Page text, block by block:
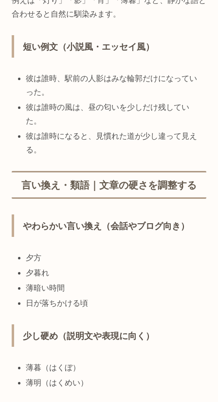
合わせると自然に馴染みます。
短い例文（小説風・エッセイ風）
彼は誰時、駅前の人影はみな輪郭だけになってい
った。
彼は誰時の風は、昼の匂いを少しだけ残してい
た。
彼は誰時になると、見慣れた道が少し違って見え
る。
言い換え・類語｜文章の硬さを調整する
やわらかい言い換え（会話やブログ向き）
夕方
夕暮れ
薄暗い時間
日が落ちかける頃
少し硬め（説明文や表現に向く）
薄暮（はくぼ）
薄明（はくめい）